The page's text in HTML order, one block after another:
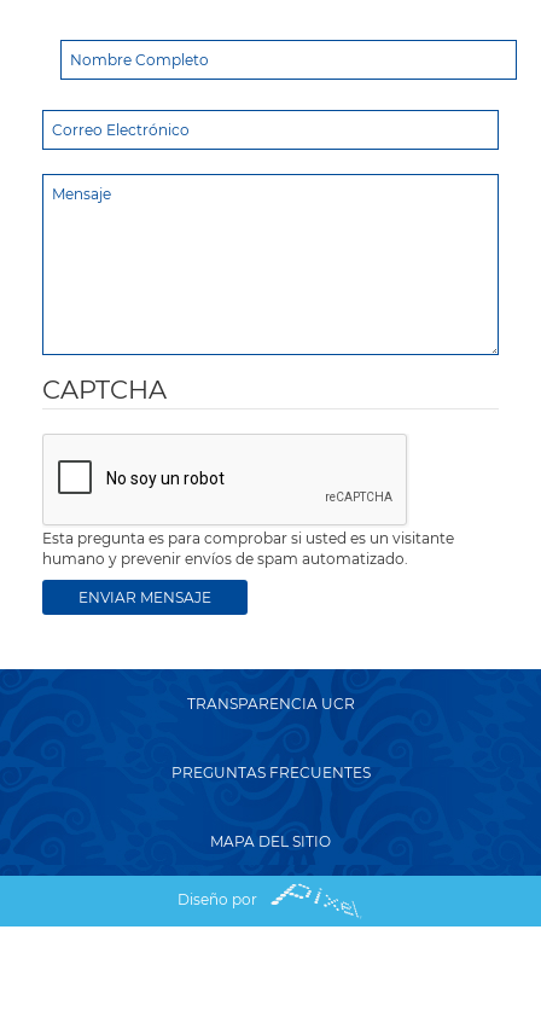
CAPTCHA
Esta pregunta es para comprobar si usted es un visitante
humano y prevenir envíos de spam automatizado.
TRANSPARENCIA UCR
PREGUNTAS FRECUENTES
MAPA DEL SITIO
Diseño por